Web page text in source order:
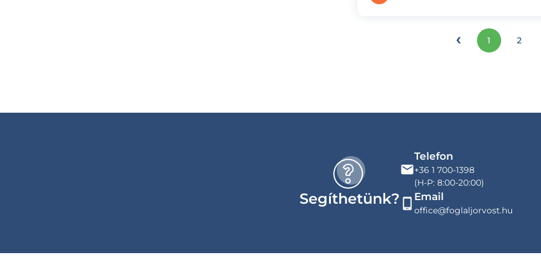
‹ 1 2
Segíthetünk?
Telefon
+36 1 700-1398
(H-P: 8:00-20:00)
Email
office@foglaljorvost.hu